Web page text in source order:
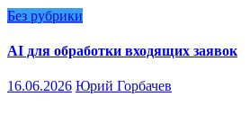
Без рубрики
AI для обработки входящих заявок
16.06.2026 Юрий Горбачев